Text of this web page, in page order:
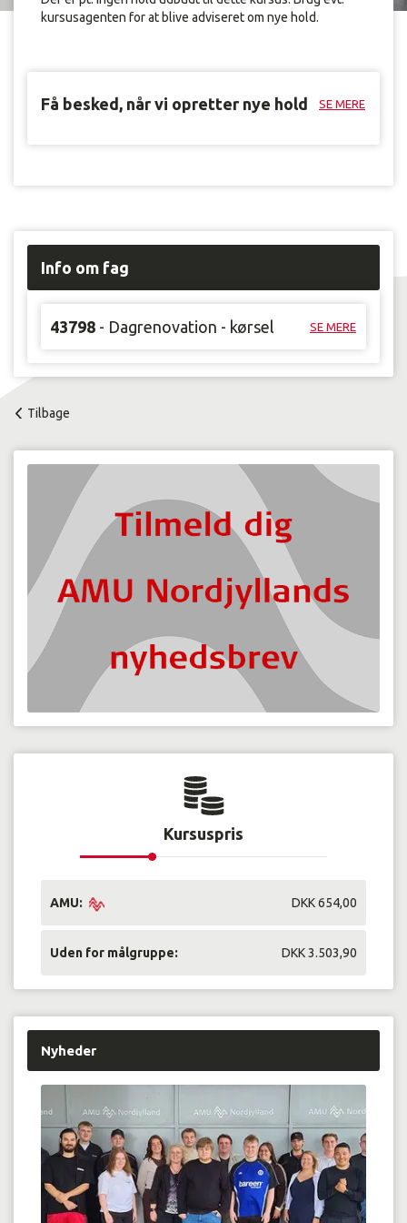
kursusagenten for at blive adviseret om nye hold.
Få besked, når vi opretter nye hold SE MERE
Info om fag
43798 - Dagrenovation - kørsel SE MERE
Tilbage
Kursuspris
AMU: DKK 654,00
Uden for målgruppe: DKK 3.503,90
Nyheder